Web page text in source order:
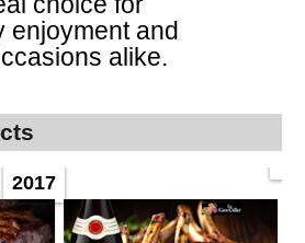
enjoyment and
alike.
2017